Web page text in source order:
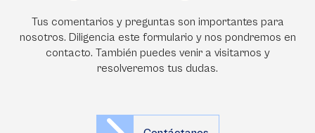
Tus comentarios y preguntas son importantes para
nosotros. Diligencia este formulario y nos pondremos en
contacto. También puedes venir a visitarnos y
resolveremos tus dudas.